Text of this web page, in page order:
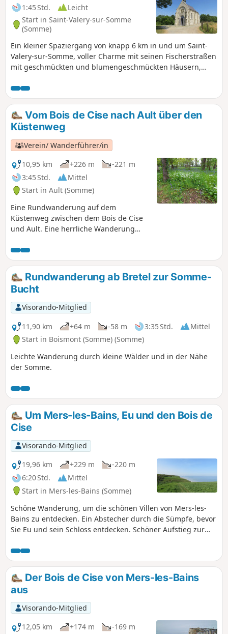
1:45 Std.
Leicht
Start in Saint-Valery-sur-Somme
(Somme)
Ein kleiner Spaziergang von knapp 6 km in und um Saint-
Valery-sur-Somme, voller Charme mit seinen Fischerstraßen
mit geschmückten und blumengeschmückten Häusern,
gesamte Bucht und die Stadt, seinen Kais entlang der
Somme sowie seiner Kapelle Saint-Valery, auch Kapelle der
Seeleute genannt, ohne seine Geschichte mit dem Tor
Jeanne d'Arc und zahlreichen Aussichtspunkten auf die
Somme-Bucht zu vergessen.
Vom Bois de Cise nach Ault über den
Küstenweg
Verein/ Wanderführer/in
10,95 km
+226 m
-221 m
3:45 Std.
Mittel
Start in Ault (Somme)
Eine Rundwanderung auf dem
Küstenweg zwischen dem Bois de Cise
und Ault. Eine herrliche Wanderung
Klippe und zurück auf einem
Wanderweg, der uns zum Bois de Cise
mit seinen traditionellen und modernen
Villen führt. Eine Perle der picardischen
Küste, eine grüne Oase, ein wahres
Paradies für Pflanzenliebhaber. Ein
natürlicher Wald an der Küste des
Ärmelkanals.
Rundwanderung ab Bretel zur Somme-
Bucht
Visorando-Mitglied
11,90 km
+64 m -58 m 3:35 Std.
Mittel
Start in Boismont (Somme) (Somme)
Leichte Wanderung durch kleine Wälder und in der Nähe
der Somme.
Um Mers-les-Bains, Eu und den Bois de
Cise
Visorando-Mitglied
19,96 km
+229 m
-220 m
6:20 Std.
Mittel
Start in Mers-les-Bains (Somme)
Schöne Wanderung, um die schönen Villen von Mers-les-
Bains zu entdecken. Ein Abstecher durch die Sümpfe, bevor
Sie Eu und sein Schloss entdecken. Schöner Aufstieg zur
Achtung: Der Rückweg über die Klippen entlang desPR®
mit schöner Aussicht auf die Küste ist aufgrund eines
Gemeindebeschlusses nach den letzten
Klippenrutschungen verboten. Wenn Sie sich weit links vom
Weg halten, können Sie die Aussicht dennoch genießen.
Der Bois de Cise von Mers-les-Bains
aus
Visorando-Mitglied
12,05 km
+174 m
-169 m